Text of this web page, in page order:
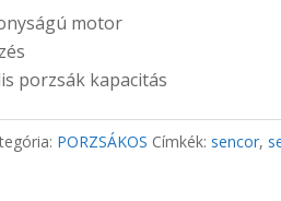
motor
porzsák kapacitás
PORZSÁKOS Címkék: sencor,